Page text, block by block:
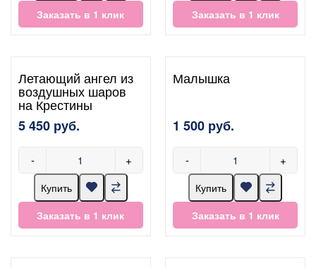
Заказать в 1 клик
Заказать в 1 клик
Летающий ангел из
воздушных шаров
на Крестины
5 450 руб.
- +
Купить
Заказать в 1 клик
Малышка
1 500 руб.
- +
Купить
Заказать в 1 клик